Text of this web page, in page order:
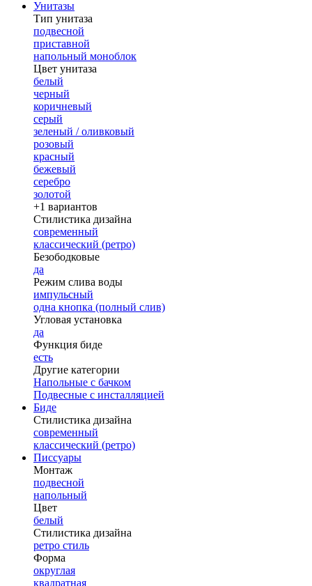
Унитазы
Тип унитаза
подвесной
приставной
напольный моноблок
Цвет унитаза
белый
черный
коричневый
серый
зеленый / оливковый
розовый
красный
бежевый
серебро
золотой
+1 вариантов
Стилистика дизайна
современный
классический (ретро)
Безободковые
да
Режим слива воды
импульсный
одна кнопка (полный слив)
Угловая установка
да
Функция биде
есть
Другие категории
Напольные с бачком
Подвесные с инсталляцией
Биде
Стилистика дизайна
современный
классический (ретро)
Писсуары
Монтаж
подвесной
напольный
Цвет
белый
Стилистика дизайна
ретро стиль
Форма
округлая
квадратная